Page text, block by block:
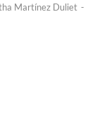
Martínez Duliet -